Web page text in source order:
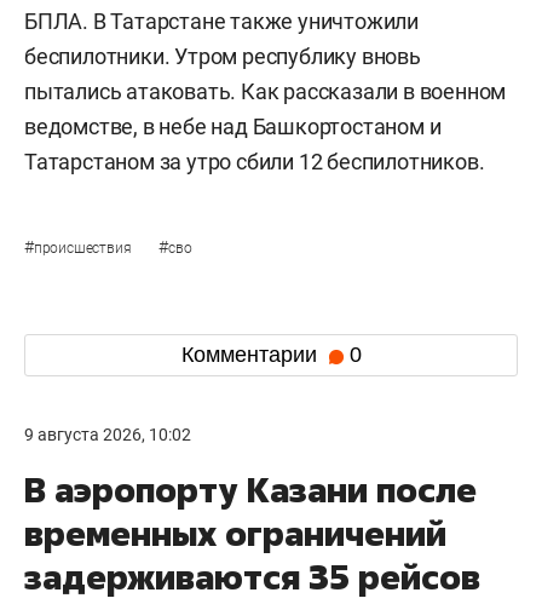
БПЛА. В Татарстане также уничтожили
беспилотники. Утром республику вновь
пытались атаковать. Как рассказали в военном
ведомстве, в небе над Башкортостаном и
Татарстаном за утро сбили 12 беспилотников.
#происшествия #сво
Комментарии 0
9 августа 2026, 10:02
В аэропорту Казани после
временных ограничений
задерживаются 35 рейсов